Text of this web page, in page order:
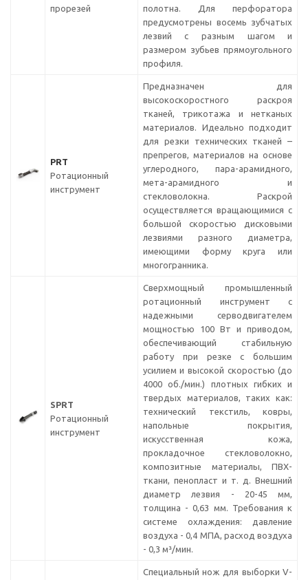
прорезей
полотна. Для перфоратора
предусмотрены восемь зубчатых
лезвий с разным шагом и
размером зубьев прямоугольного
профиля.
PRT
Ротационный
инструмент
Предназначен для
высокоскоростного раскроя
тканей, трикотажа и нетканых
материалов. Идеально подходит
для резки технических тканей –
препрегов, материалов на основе
углеродного, пара-арамидного,
мета-арамидного и
стекловолокна. Раскрой
осуществляется вращающимися с
большой скоростью дисковыми
лезвиями разного диаметра,
имеющими форму круга или
многогранника.
SPRT
Ротационный
инструмент
Сверхмощный промышленный
ротационный инструмент с
надежными серводвигателем
мощностью 100 Вт и приводом,
обеспечивающий стабильную
работу при резке с большим
усилием и высокой скоростью (до
4000 об./мин.) плотных гибких и
твердых материалов, таких как:
технический текстиль, ковры,
напольные покрытия,
искусственная кожа,
прокладочное стекловолокно,
композитные материалы, ПВХ-
ткани, пенопласт и т. д. Внешний
диаметр лезвия - 20-45 мм,
толщина - 0,63 мм. Требования к
системе охлаждения: давление
воздуха - 0,4 МПА, расход воздуха
- 0,3 м³/мин.
Специальный нож для выборки V-